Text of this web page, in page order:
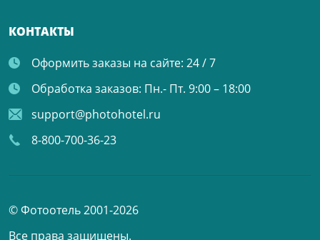
КОНТАКТЫ
Оформить заказы на сайте: 24 / 7
Обработка заказов: Пн.- Пт. 9:00 – 18:00
support@photohotel.ru
8-800-700-36-23
© Фотоотель 2001-2026
Все права защищены.